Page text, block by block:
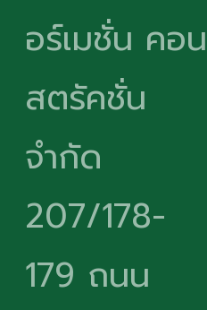
อร์เมชั่น คอน
สตรัคชั่น
จำกัด
207/178-
179 ถนน